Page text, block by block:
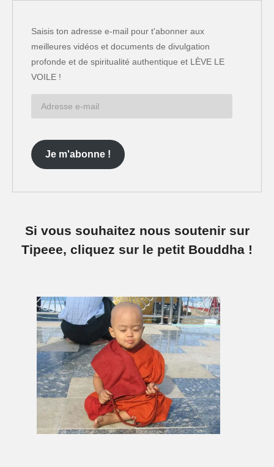
Saisis ton adresse e-mail pour t'abonner aux
meilleures vidéos et documents de divulgation
profonde et de spiritualité authentique et LÈVE LE
VOILE !
Je m'abonne !
Si vous souhaitez nous soutenir sur
Tipeee, cliquez sur le petit Bouddha !